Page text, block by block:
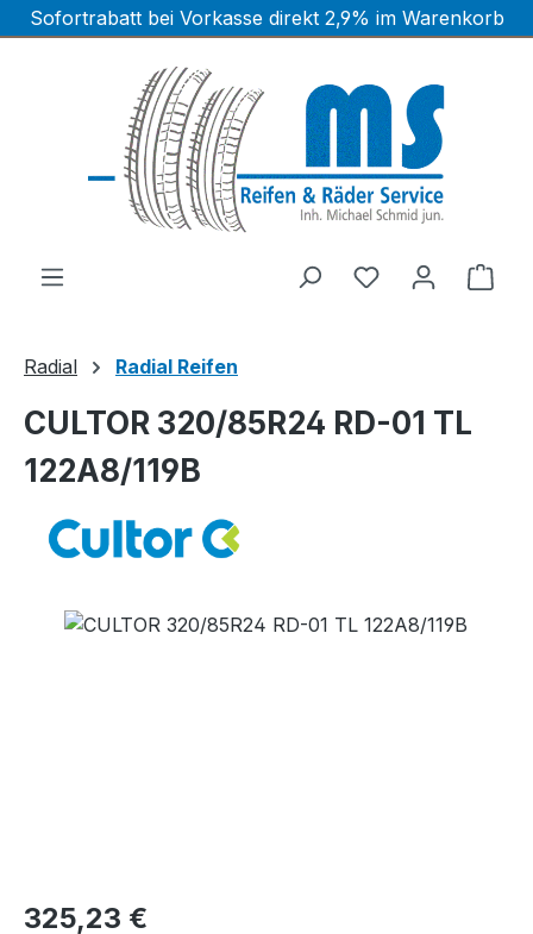
Zum Hauptinhalt springen
Sofortrabatt bei Vorkasse direkt 2,9% im Warenkorb
Radial Radial Reifen
CULTOR 320/85R24 RD-01 TL
122A8/119B
Bildergalerie überspringen
Regulärer Preis:
325,23 €